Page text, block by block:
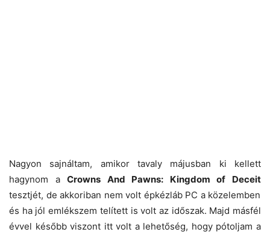
Nagyon sajnáltam, amikor tavaly májusban ki kellett
hagynom aCrowns And Pawns: Kingdom of Deceit
tesztjét, de akkoriban nem volt épkézláb PC a közelemben
és ha jól emlékszem telített is volt az időszak. Majd másfél
évvel később viszont itt volt a lehetőség, hogy pótoljam a